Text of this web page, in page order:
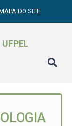
DO SITE
UFPEL